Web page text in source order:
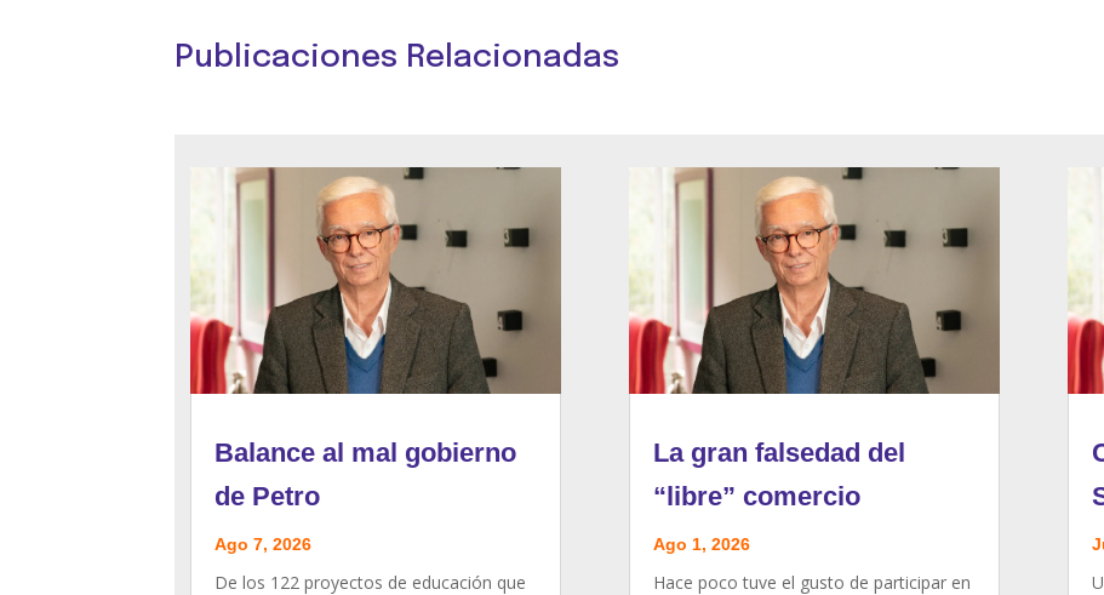
Publicaciones Relacionadas
Balance al mal gobierno
de Petro
Ago 7, 2026
De los 122 proyectos de educación que
La gran falsedad del
“libre” comercio
Ago 1, 2026
Hace poco tuve el gusto de participar en